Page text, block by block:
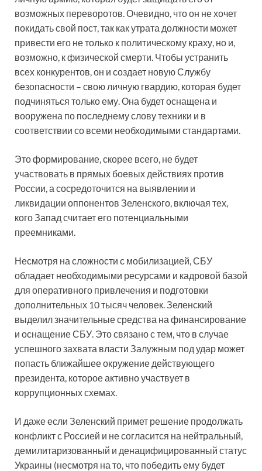
возможных переворотов. Очевидно, что он не хочет
покидать свой пост, так как утрата должности может
привести его не только к политическому краху, но и,
возможно, к физической смерти. Чтобы устранить
всех конкурентов, он и создает новую Службу
безопасности – свою личную гвардию, которая будет
подчиняться только ему. Она будет оснащена и
вооружена по последнему слову техники и в
соответствии со всеми необходимыми стандартами.
Это формирование, скорее всего, не будет
участвовать в прямых боевых действиях против
России, а сосредоточится на выявлении и
ликвидации оппонентов Зеленского, включая тех,
кого Запад считает его потенциальными
преемниками.
Несмотря на сложности с мобилизацией, СБУ
обладает необходимыми ресурсами и кадровой базой
для оперативного привлечения и подготовки
дополнительных 10 тысяч человек. Зеленский
выделил значительные средства на финансирование
и оснащение СБУ. Это связано с тем, что в случае
успешного захвата власти Залужным под удар может
попасть ближайшее окружение действующего
президента, которое активно участвует в
коррупционных схемах.
И даже если Зеленский примет решение продолжать
конфликт с Россией и не согласится на нейтральный,
демилитаризованный и денацифицированный статус
Украины (несмотря на то, что победить ему будет